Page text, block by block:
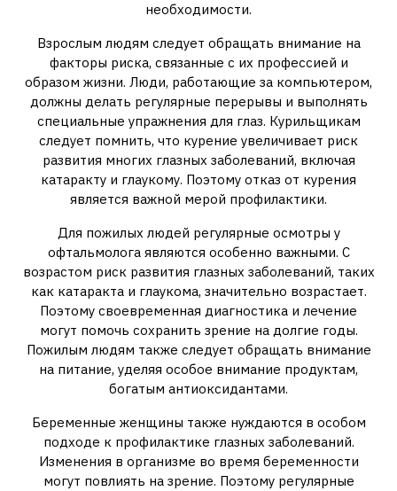
необходимости.
Взрослым людям следует обращать внимание на
факторы риска, связанные с их профессией и
образом жизни. Люди, работающие за компьютером,
должны делать регулярные перерывы и выполнять
специальные упражнения для глаз. Курильщикам
следует помнить, что курение увеличивает риск
развития многих глазных заболеваний, включая
катаракту и глаукому. Поэтому отказ от курения
является важной мерой профилактики.
Для пожилых людей регулярные осмотры у
офтальмолога являются особенно важными. С
возрастом риск развития глазных заболеваний, таких
как катаракта и глаукома, значительно возрастает.
Поэтому своевременная диагностика и лечение
могут помочь сохранить зрение на долгие годы.
Пожилым людям также следует обращать внимание
на питание, уделяя особое внимание продуктам,
богатым антиоксидантами.
Беременные женщины также нуждаются в особом
подходе к профилактике глазных заболеваний.
Изменения в организме во время беременности
могут повлиять на зрение. Поэтому регулярные